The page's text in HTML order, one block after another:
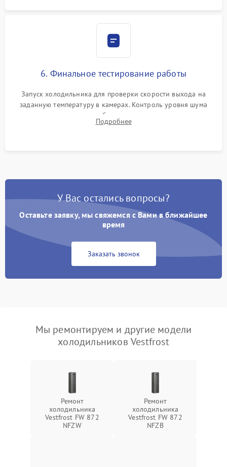
6. Финальное тестирование работы
Запуск холодильника для проверки скорости выхода на
заданную температуру в камерах. Контроль уровня шума
компрессора, отсутствия обмерзания стенок и корректного
срабатывания системы автоматической оттайки.
Подробнее
У Вас остались вопросы?
Оставьте заявку, мы свяжемся с Вами в ближайшее
время
Заказать звонок
Мы ремонтируем и другие модели
холодильников Vestfrost
Ремонт
холодильника
Vestfrost FW 872
NFZW
Ремонт
холодильника
Vestfrost FW 872
NFZВ